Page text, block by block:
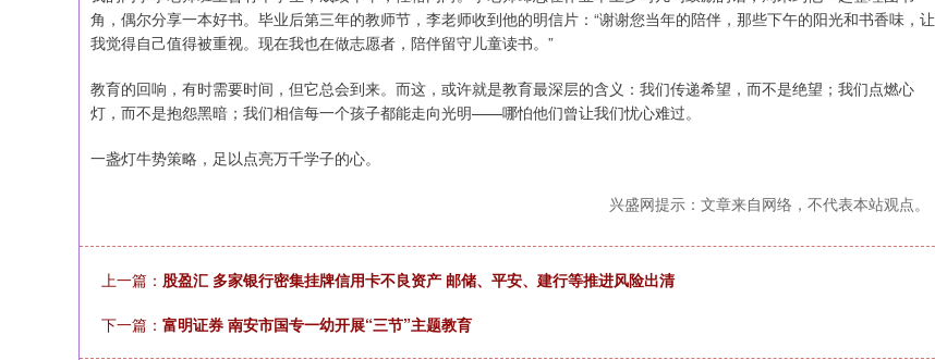
角，偶尔分享一本好书。毕业后第三年的教师节，李老师收到他的明信片：“谢谢您当年的陪伴，那些下午的阳光和书香味，让
我觉得自己值得被重视。现在我也在做志愿者，陪伴留守儿童读书。”
教育的回响，有时需要时间，但它总会到来。而这，或许就是教育最深层的含义：我们传递希望，而不是绝望；我们点燃心
灯，而不是抱怨黑暗；我们相信每一个孩子都能走向光明——哪怕他们曾让我们忧心难过。
一盏灯牛势策略，足以点亮万千学子的心。
兴盛网提示：文章来自网络，不代表本站观点。
上一篇： 股盈汇 多家银行密集挂牌信用卡不良资产 邮储、平安、建行等推进风险出清
下一篇： 富明证券 南安市国专一幼开展“三节”主题教育